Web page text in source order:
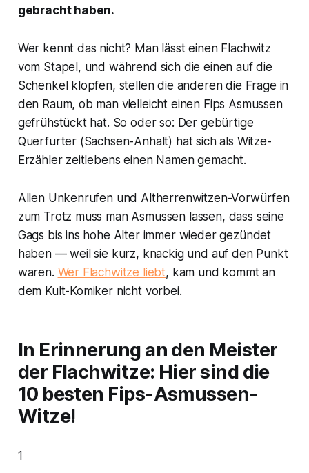
gebracht haben.
Wer kennt das nicht? Man lässt einen Flachwitz
vom Stapel, und während sich die einen auf die
Schenkel klopfen, stellen die anderen die Frage in
den Raum, ob man vielleicht einen Fips Asmussen
gefrühstückt hat. So oder so: Der gebürtige
Querfurter (Sachsen-Anhalt) hat sich als Witze-
Erzähler zeitlebens einen Namen gemacht.
Allen Unkenrufen und Altherrenwitzen-Vorwürfen
zum Trotz muss man Asmussen lassen, dass seine
Gags bis ins hohe Alter immer wieder gezündet
haben — weil sie kurz, knackig und auf den Punkt
waren. Wer Flachwitze liebt, kam und kommt an
dem Kult-Komiker nicht vorbei.
In Erinnerung an den Meister
der Flachwitze: Hier sind die
10 besten Fips-Asmussen-
Witze!
1